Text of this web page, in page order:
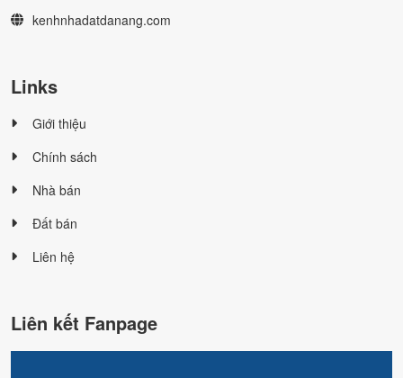
kenhnhadatdanang.com
Links
Giới thiệu
Chính sách
Nhà bán
Đất bán
Liên hệ
Liên kết Fanpage